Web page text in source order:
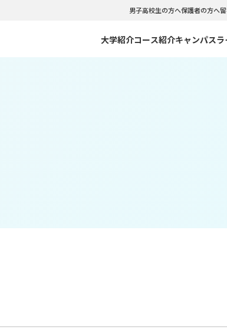
男子高校生の方へ保護者の方へ
大学紹介コース紹介キャンパスラ